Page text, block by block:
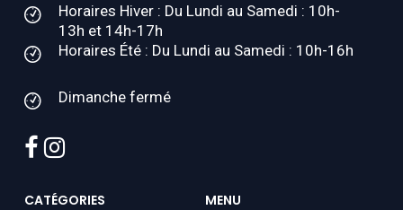
Horaires Hiver : Du Lundi au Samedi : 10h-
13h et 14h-17h
Horaires Été : Du Lundi au Samedi : 10h-16h
Dimanche fermé
facebook
instagram
CATÉGORIES MENU